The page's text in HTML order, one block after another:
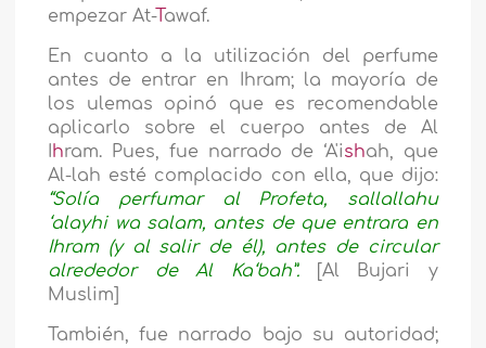
empezar At-Tawaf.
En cuanto a la utilización del perfume
antes de entrar en Ihram; la mayoría de
los ulemas opinó que es recomendable
aplicarlo sobre el cuerpo antes de Al
hram. Pues, fue narrado de ‘A'ishah, que
Al-lah esté complacido con ella, que dijo:
“Solía perfumar al Profeta, sallallahu
‘alayhi wa salam, antes de que entrara en
Ihram (y al salir de él), antes de circular
alrededor de Al Ka‘bah”.
[Al Bujari y
Muslim]
También, fue narrado bajo su autoridad;